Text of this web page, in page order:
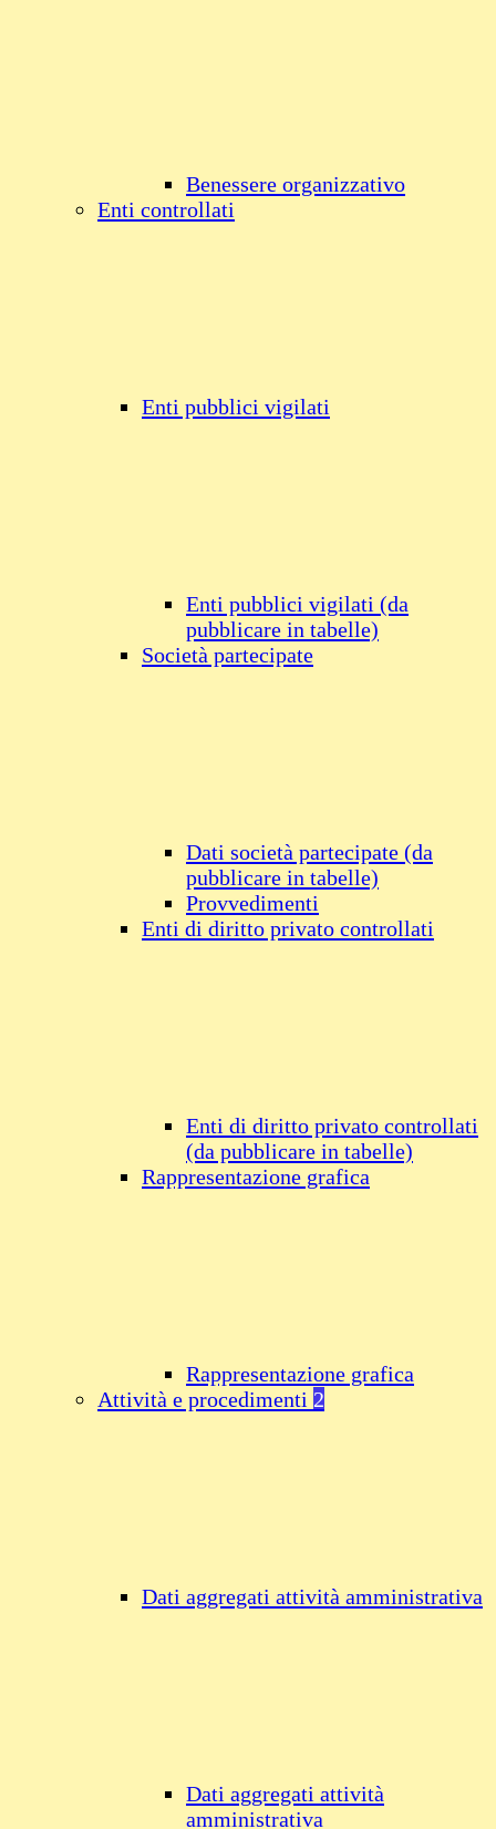
Benessere organizzativo
Enti controllati
Enti pubblici vigilati
Enti pubblici vigilati (da
pubblicare in tabelle)
Società partecipate
Dati società partecipate (da
pubblicare in tabelle)
Provvedimenti
Enti di diritto privato controllati
Enti di diritto privato controllati
(da pubblicare in tabelle)
Rappresentazione grafica
Rappresentazione grafica
Attività e procedimenti 2
Dati aggregati attività amministrativa
Dati aggregati attività
amministrativa